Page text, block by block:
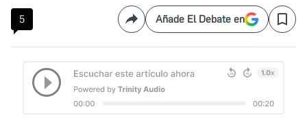
5 CompartirAñade El Debate en Save